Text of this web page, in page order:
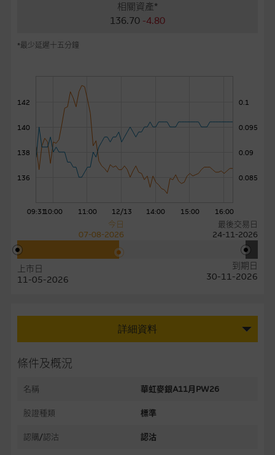
相關資產*
136.70 -4.80
*最少延遲十五分鐘
09:3110:00 11:00 12/13 14:00 15:00 16:00
0.085
0.09
0.095
0.1
136
138
140
142
上市日
11-05-2026
今日
07-08-2026
最後交易日
24-11-2026
到期日
30-11-2026
詳細資料
條件及概況
名稱 華虹麥銀A11月PW26
股證種類 標準
認購/認沽 認沽